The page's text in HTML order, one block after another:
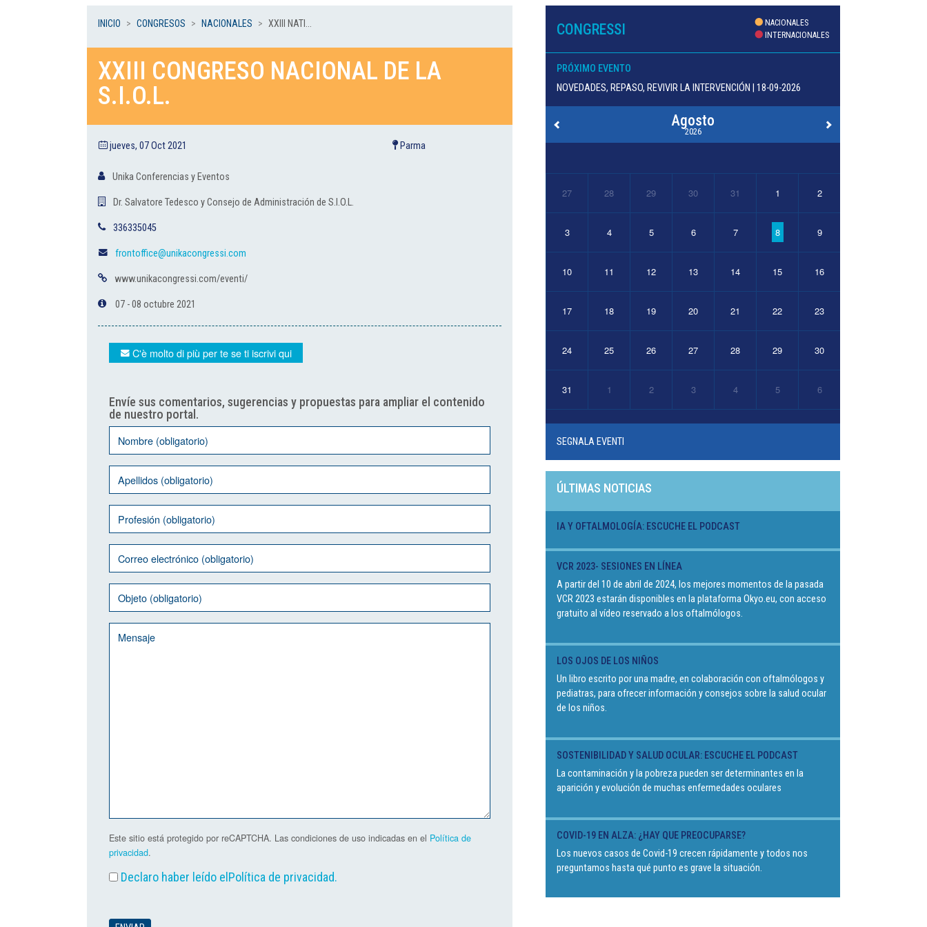
INICIO CONGRESOS NACIONALES XXIII NATI...
XXIII CONGRESO NACIONAL DE LA
S.I.O.L.
jueves, 07 Oct 2021 Parma
Unika Conferencias y Eventos
Dr. Salvatore Tedesco y Consejo de Administración de S.I.O.L.
336335045
frontoffice@unikacongressi.com
www.unikacongressi.com/eventi/
07 - 08 octubre 2021
C'è molto di più per te se ti iscrivi qui
Envíe sus comentarios, sugerencias y propuestas para ampliar el contenido
de nuestro portal.
Este sitio está protegido por reCAPTCHA. Las condiciones de uso indicadas en el Política de
privacidad.
Declaro haber leído el Política de privacidad.
CONGRESSI
NACIONALES
INTERNACIONALES
PRÓXIMO EVENTO
NOVEDADES, REPASO, REVIVIR LA INTERVENCIÓN | 18-09-2026
Agosto
2026
27 28 29 30 31 1 2
3 4 5 6 7 8 9
10 11 12 13 14 15 16
17 18 19 20 21 22 23
24 25 26 27 28 29 30
31 1 2 3 4 5 6
SEGNALA EVENTI
ÚLTIMAS NOTICIAS
IA Y OFTALMOLOGÍA: ESCUCHE EL PODCAST
VCR 2023- SESIONES EN LÍNEA
A partir del 10 de abril de 2024, los mejores momentos de la pasada
VCR 2023 estarán disponibles en la plataforma Okyo.eu, con acceso
gratuito al vídeo reservado a los oftalmólogos.
LOS OJOS DE LOS NIÑOS
Un libro escrito por una madre, en colaboración con oftalmólogos y
pediatras, para ofrecer información y consejos sobre la salud ocular
de los niños.
SOSTENIBILIDAD Y SALUD OCULAR: ESCUCHE EL PODCAST
La contaminación y la pobreza pueden ser determinantes en la
aparición y evolución de muchas enfermedades oculares
COVID-19 EN ALZA: ¿HAY QUE PREOCUPARSE?
Los nuevos casos de Covid-19 crecen rápidamente y todos nos
preguntamos hasta qué punto es grave la situación.